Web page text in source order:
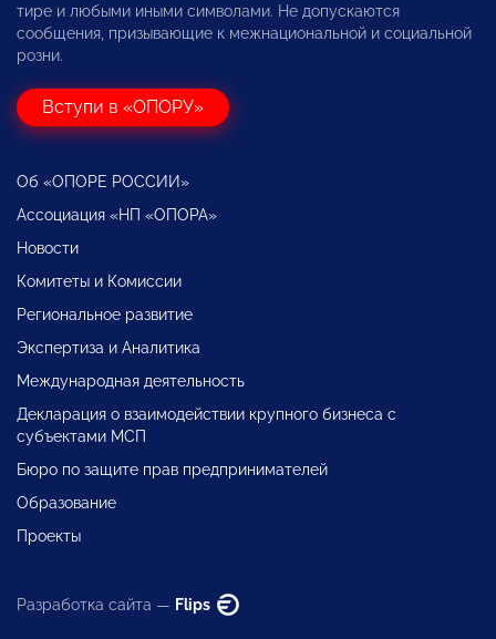
тире и любыми иными символами. Не допускаются
сообщения, призывающие к межнациональной и социальной
розни.
Вступи в «ОПОРУ»
Об «ОПОРЕ РОССИИ»
Ассоциация «НП «ОПОРА»
Новости
Комитеты и Комиссии
Региональное развитие
Экспертиза и Аналитика
Международная деятельность
Декларация о взаимодействии крупного бизнеса с
субъектами МСП
Бюро по защите прав предпринимателей
Образование
Проекты
Разработка сайта — Flips